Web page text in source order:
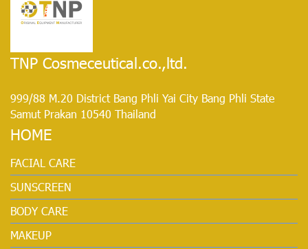
TNP Cosmeceutical.co.,ltd.
999/88 M.20 District Bang Phli Yai City Bang Phli State
Samut Prakan 10540 Thailand
HOME
FACIAL CARE
SUNSCREEN
BODY CARE
MAKEUP